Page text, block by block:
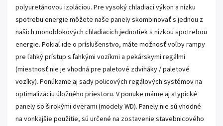
polyuretánovou izoláciou. Pre vysoký chladiaci výkon a nízku
spotrebu energie môžete naše panely skombinovať s jednou z
našich monoblokových chladiacich jednotiek s nízkou spotrebou
energie. Pokiaľ ide o príslušenstvo, máte možnosť voľby rampy
pre ľahký prístup s ľahkými vozíkmi a pekárskymi regálmi
(miestnosť nie je vhodná pre paletové zdviháky / paletové
vozíky). Ponúkame aj sady policových regálových systémov na
optimalizáciu úložného priestoru. V ponuke máme aj atypické
panely so širokými dverami (modely WD). Panely nie sú vhodné
na vonkajšie použitie, sú určené na zostavenie stavebnicového